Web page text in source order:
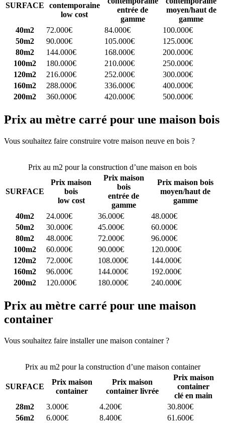
SURFACE
contemporaine
low cost
entrée de
gamme
moyen/haut de
gamme
40m2
72.000€ 84.000€
100.000€
50m2
90.000€ 105.000€
125.000€
80m2
144.000€ 168.000€
200.000€
100m2
180.000€ 210.000€
250.000€
120m2
216.000€ 252.000€
300.000€
160m2
288.000€ 336.000€
400.000€
200m2
360.000€ 420.000€ 500.000€
Prix au mètre carré pour une maison bois
Vous souhaitez faire construire votre maison neuve en bois ?
Prix au m2 pour la construction d’une maison en bois
SURFACE
Prix maison
bois
low cost
Prix maison
bois
entrée de
gamme
Prix maison bois
moyen/haut de
gamme
40m2
24.000€ 36.000€
48.000€
50m2
30.000€ 45.000€
60.000€
80m2
48.000€ 72.000€
96.000€
100m2
60.000€ 90.000€
120.000€
120m2
72.000€ 108.000€
144.000€
160m2
96.000€ 144.000€
192.000€
200m2
120.000€ 180.000€ 240.000€
Prix au mètre carré pour une maison
container
Vous souhaitez faire installer une maison container ?
Prix au m2 pour la construction d’une maison container
SURFACE
Prix maison
container
Prix maison
container livrée
Prix maison
container
clé en main
28m2
3.000€ 4.200€
30.800€
56m2
6.000€ 8.400€
61.600€